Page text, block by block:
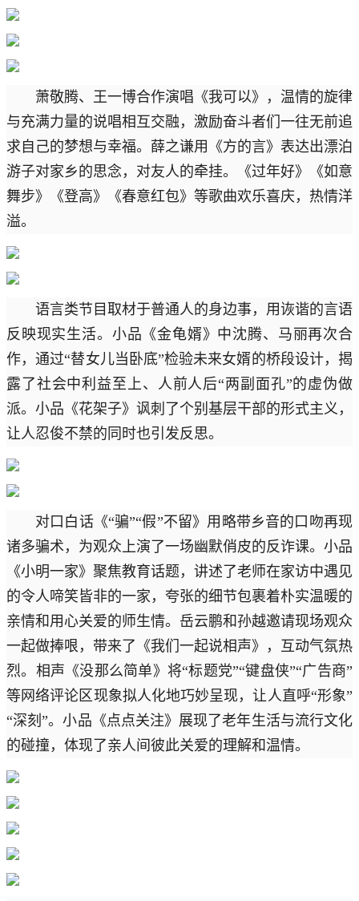
萧敬腾、王一博合作演唱《我可以》，温情的旋律
与充满力量的说唱相互交融，激励奋斗者们一往无前追
求自己的梦想与幸福。薛之谦用《方的言》表达出漂泊
游子对家乡的思念，对友人的牵挂。《过年好》《如意
舞步》《登高》《春意红包》等歌曲欢乐喜庆，热情洋
溢。
语言类节目取材于普通人的身边事，用诙谐的言语
反映现实生活。小品《金龟婿》中沈腾、马丽再次合
作，通过“替女儿当卧底”检验未来女婿的桥段设计，揭
露了社会中利益至上、人前人后“两副面孔”的虚伪做
派。小品《花架子》讽刺了个别基层干部的形式主义，
让人忍俊不禁的同时也引发反思。
对口白话《“骗”“假”不留》用略带乡音的口吻再现
诸多骗术，为观众上演了一场幽默俏皮的反诈课。小品
《小明一家》聚焦教育话题，讲述了老师在家访中遇见
的令人啼笑皆非的一家，夸张的细节包裹着朴实温暖的
亲情和用心关爱的师生情。岳云鹏和孙越邀请现场观众
一起做捧哏，带来了《我们一起说相声》，互动气氛热
烈。相声《没那么简单》将“标题党”“键盘侠”“广告商”
等网络评论区现象拟人化地巧妙呈现，让人直呼“形象”
“深刻”。小品《点点关注》展现了老年生活与流行文化
的碰撞，体现了亲人间彼此关爱的理解和温情。